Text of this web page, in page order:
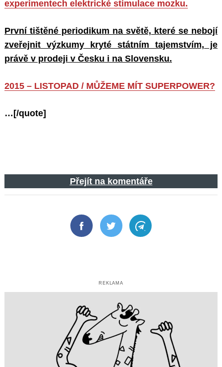
experimentech elektrické stimulace mozku.
První tištěné periodikum na světě, které se nebojí
zveřejnit výzkumy kryté státním tajemstvím, je
právě v prodeji v Česku i na Slovensku.
2015 – LISTOPAD / MŮŽEME MÍT SUPERPOWER?
…[/quote]
Přejít na komentáře
FacebookTwitter Telegram
REKLAMA